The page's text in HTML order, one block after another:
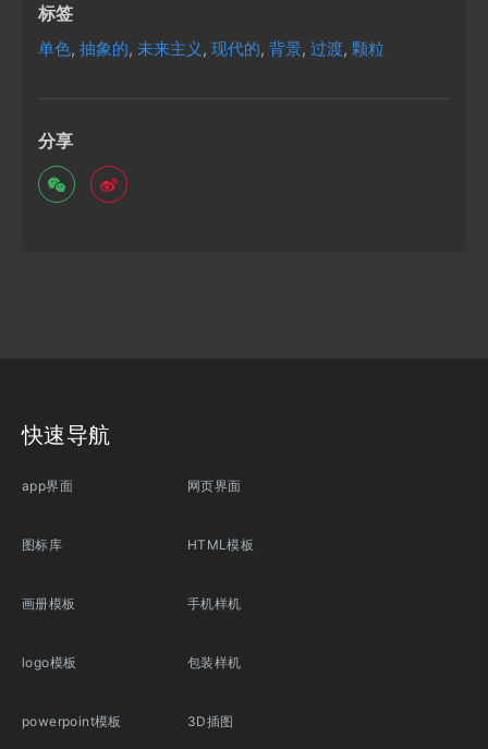
标签
单色, 抽象的, 未来主义 , 现代的, 背景, 过渡, 颗粒
分享
快速导航
app界面
图标库
画册模板
logo模板
powerpoint模板
网页界面
HTML模板
手机样机
包装样机
3D插图